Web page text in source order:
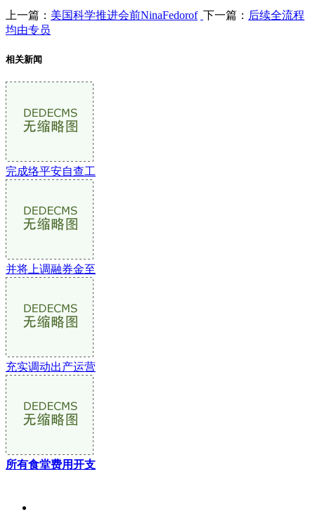
上一篇： 美国科学推进会前NinaFedorof 下一篇： 后续全流程
均由专员
相关新闻
完成络平安自查工
并将上调融券金至
充实调动出产运营
所有食堂费用开支